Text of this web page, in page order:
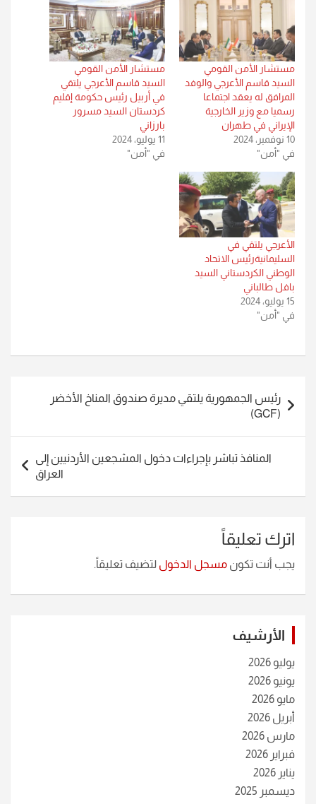
مستشار الأمن القومي
السيد قاسم الأعرجي والوفد
المرافق له يعقد اجتماعا
رسميا مع وزير الخارجية
الإيراني في طهران
10 نوفمبر، 2024
في "أمن"
مستشار الأمن القومي
السيد قاسم الأعرجي يلتقي
في أربيل رئيس حكومة إقليم
كردستان السيد مسرور
بارزاني
11 يوليو، 2024
في "أمن"
الأعرجي يلتقي في
السليمانيةرئيس الاتحاد
الوطني الكردستاني السيد
بافل طالباني
15 يوليو، 2024
في "أمن"
المقالات
رئيس الجمهورية يلتقي مديرة صندوق المناخ الأخضر
(GCF)
المنافذ تباشر بإجراءات دخول المشجعين الأردنيين إلى
العراق
اترك تعليقاً
يجب أنت تكون مسجل الدخول لتضيف تعليقاً.
الأرشيف
يوليو 2026
يونيو 2026
مايو 2026
أبريل 2026
مارس 2026
فبراير 2026
يناير 2026
ديسمبر 2025